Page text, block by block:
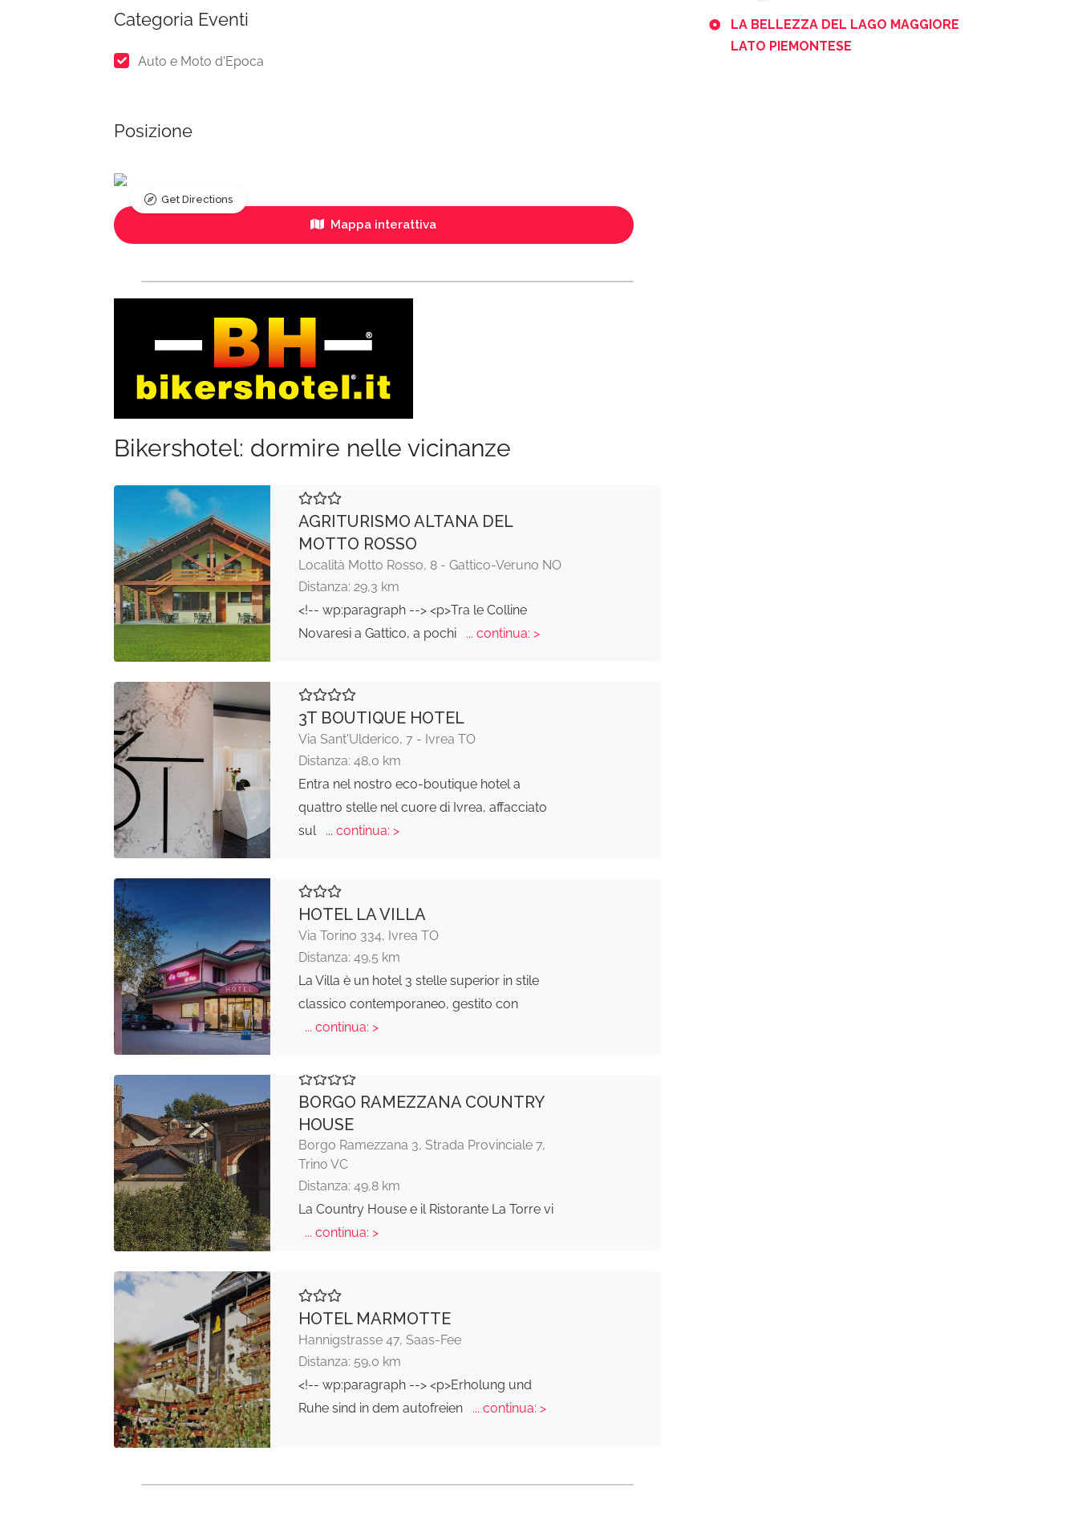
Categoria Eventi
Auto e Moto d'Epoca
Posizione
Mappa interattiva
Get Directions
Bikershotel: dormire nelle vicinanze
AGRITURISMO ALTANA DEL
MOTTO ROSSO
Località Motto Rosso, 8 - Gattico-Veruno NO
Distanza: 29,3 km
<!-- wp:paragraph --> <p>Tra le Colline
Novaresi a Gattico, a pochi
... continua: >
3T BOUTIQUE HOTEL
Via Sant'Ulderico, 7 - Ivrea TO
Distanza: 48,0 km
Entra nel nostro eco-boutique hotel a
quattro stelle nel cuore di Ivrea, affacciato
sul
... continua: >
HOTEL LA VILLA
Via Torino 334, Ivrea TO
Distanza: 49,5 km
La Villa è un hotel 3 stelle superior in stile
classico contemporaneo, gestito con
... continua: >
BORGO RAMEZZANA COUNTRY
HOUSE
Borgo Ramezzana 3, Strada Provinciale 7,
Trino VC
Distanza: 49,8 km
La Country House e il Ristorante La Torre vi
... continua: >
HOTEL MARMOTTE
Hannigstrasse 47, Saas-Fee
Distanza: 59,0 km
<!-- wp:paragraph --> <p>Erholung und
Ruhe sind in dem autofreien
... continua: >
LA BELLEZZA DEL LAGO MAGGIORE
LATO PIEMONTESE